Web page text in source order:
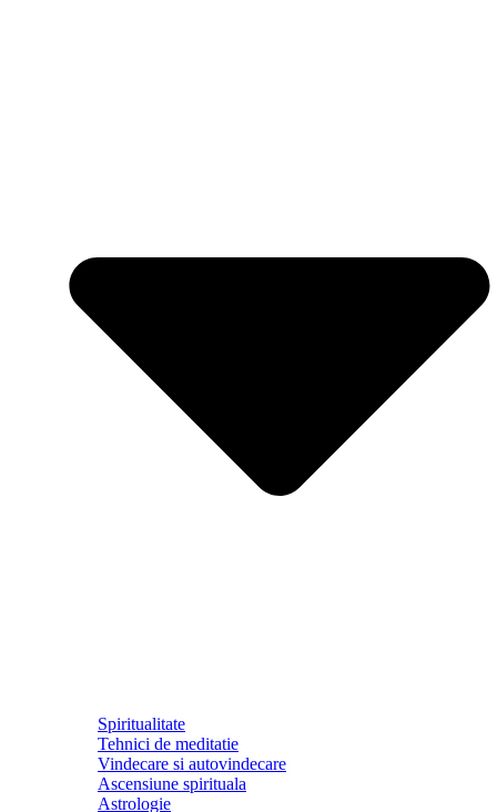
Spiritualitate
Tehnici de meditatie
Vindecare si autovindecare
Ascensiune spirituala
Astrologie